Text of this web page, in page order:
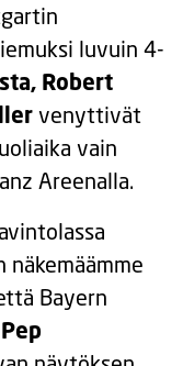
luvuin 4-
Robert
venyttivät
vain
Areenalla.
näkemäämme
Bayern
Pep